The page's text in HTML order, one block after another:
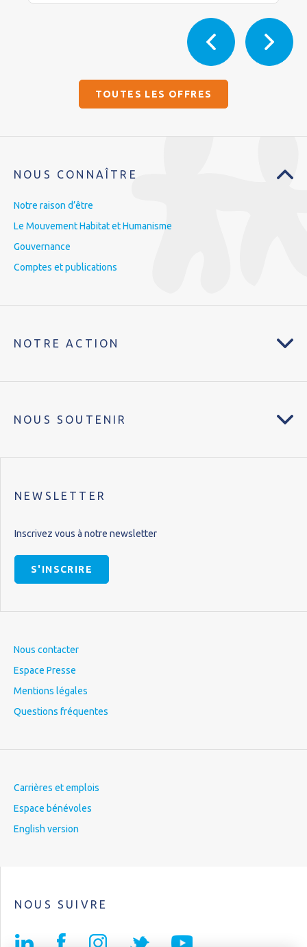
TOUTES LES OFFRES
NOUS CONNAÎTRE
Notre raison d’être
Le Mouvement Habitat et Humanisme
Gouvernance
Comptes et publications
NOTRE ACTION
NOUS SOUTENIR
NEWSLETTER
Inscrivez vous à notre newsletter
S'INSCRIRE
Nous contacter
Espace Presse
Mentions légales
Questions fréquentes
Carrières et emplois
Espace bénévoles
English version
NOUS SUIVRE